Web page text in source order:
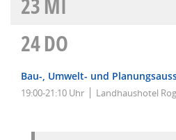
23MI
24DO
Bau-, Umwelt- und
19:00-21:10 Uhr Landhaushotel